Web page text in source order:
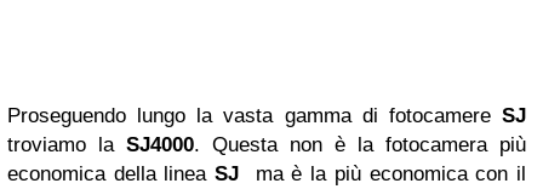
Proseguendo lungo la vasta gamma di fotocamere SJ
troviamo la SJ4000. Questa non è la fotocamera più
economica della lineaSJ
ma è la più economica con il